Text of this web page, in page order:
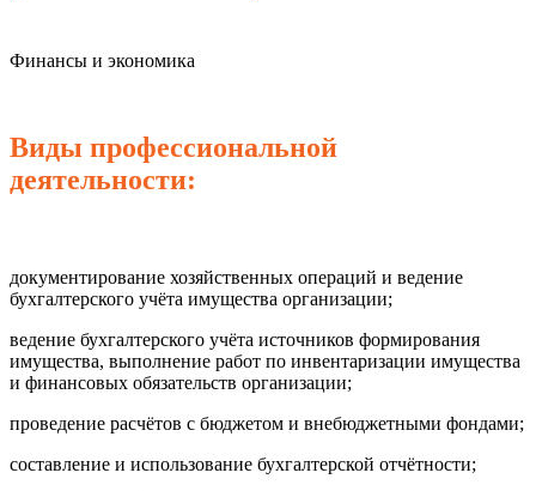
Финансы и экономика
Виды профессиональной
деятельности:
документирование хозяйственных операций и ведение
бухгалтерского учёта имущества организации;
ведение бухгалтерского учёта источников формирования
имущества, выполнение работ по инвентаризации имущества
и финансовых обязательств организации;
проведение расчётов с бюджетом и внебюджетными фондами;
составление и использование бухгалтерской отчётности;